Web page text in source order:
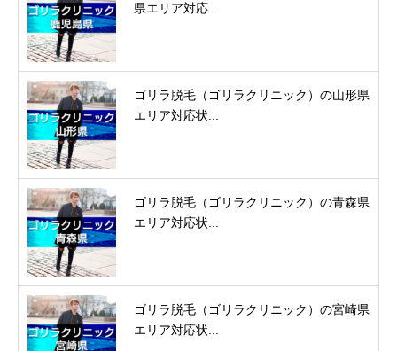
県エリア対応...
ゴリラ脱毛（ゴリラクリニック）の山形県
エリア対応状...
ゴリラ脱毛（ゴリラクリニック）の青森県
エリア対応状...
ゴリラ脱毛（ゴリラクリニック）の宮崎県
エリア対応状...